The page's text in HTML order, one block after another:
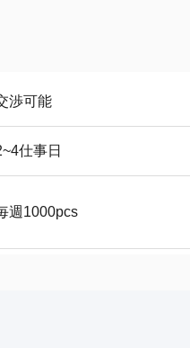
渉可能
仕事日
週1000pcs